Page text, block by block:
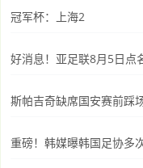
冠军杯：上海2
好消息！亚足联8月5日点
斯帕吉奇缺席国安赛前踩
重磅！韩媒曝韩国足协多